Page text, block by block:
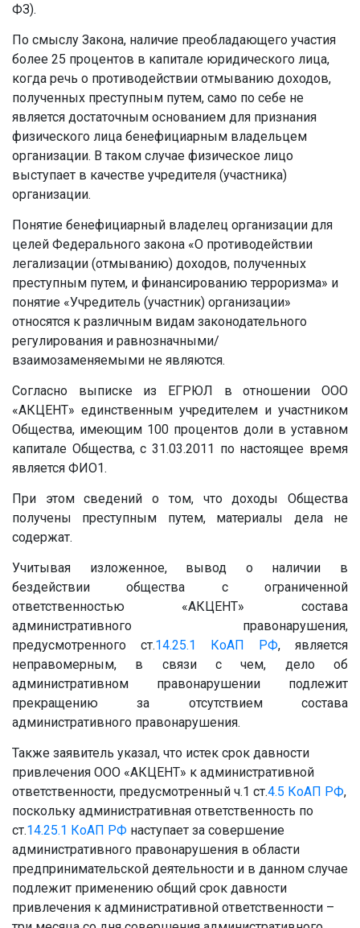
ФЗ).
По смыслу Закона, наличие преобладающего участия
более 25 процентов в капитале юридического лица,
когда речь о противодействии отмыванию доходов,
полученных преступным путем, само по себе не
является достаточным основанием для признания
физического лица бенефициарным владельцем
организации. В таком случае физическое лицо
выступает в качестве учредителя (участника)
организации.
Понятие бенефициарный владелец организации для
целей Федерального закона «О противодействии
легализации (отмыванию) доходов, полученных
преступным путем, и финансированию терроризма» и
понятие «Учредитель (участник) организации»
относятся к различным видам законодательного
регулирования и равнозначными/
взаимозаменяемыми не являются.
Согласно выписке из ЕГРЮЛ в отношении ООО
«АКЦЕНТ» единственным учредителем и участником
Общества, имеющим 100 процентов доли в уставном
капитале Общества, с 31.03.2011 по настоящее время
является ФИО1.
При этом сведений о том, что доходы Общества
получены преступным путем, материалы дела не
содержат.
Учитывая изложенное, вывод о наличии в
бездействии общества с ограниченной
ответственностью «АКЦЕНТ» состава
административного правонарушения,
предусмотренного ст.14.25.1 КоАП РФ, является
неправомерным, в связи с чем, дело об
административном правонарушении подлежит
прекращению за отсутствием состава
административного правонарушения.
Также заявитель указал, что истек срок давности
привлечения ООО «АКЦЕНТ» к административной
ответственности, предусмотренный ч.1 ст.4.5 КоАП РФ,
поскольку административная ответственность по
ст.14.25.1 КоАП РФ наступает за совершение
административного правонарушения в области
предпринимательской деятельности и в данном случае
подлежит применению общий срок давности
привлечения к административной ответственности –